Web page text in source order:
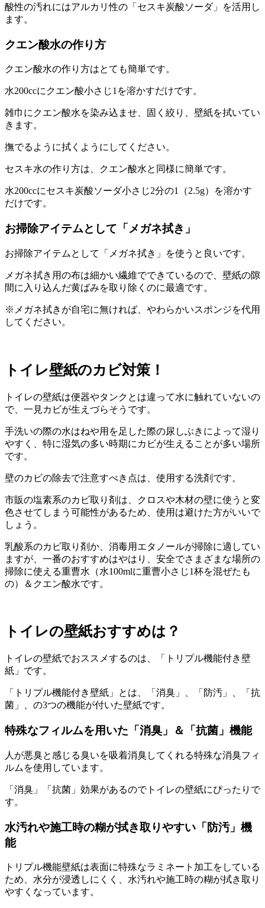
酸性の汚れにはアルカリ性の「セスキ炭酸ソーダ」を活用し
ます。
クエン酸水の作り方
クエン酸水の作り方はとても簡単です。
水200ccにクエン酸小さじ1を溶かすだけです。
雑巾にクエン酸水を染み込ませ、固く絞り、壁紙を拭いてい
きます。
撫でるように拭くようにしてください。
セスキ水の作り方は、クエン酸水と同様に簡単です。
水200ccにセスキ炭酸ソーダ小さじ2分の1（2.5g）を溶かす
だけです。
お掃除アイテムとして「メガネ拭き」
お掃除アイテムとして「メガネ拭き」を使うと良いです。
メガネ拭き用の布は細かい繊維でできているので、壁紙の隙
間に入り込んだ黄ばみを取り除くのに最適です。
※メガネ拭きが自宅に無ければ、やわらかいスポンジを代用
してください。
トイレ壁紙のカビ対策！
トイレの壁紙は便器やタンクとは違って水に触れていないの
で、一見カビが生えづらそうです。
手洗いの際の水はねや用を足した際の尿しぶきによって湿り
やすく、特に湿気の多い時期にカビが生えることが多い場所
です。
壁のカビの除去で注意すべき点は、使用する洗剤です。
市販の塩素系のカビ取り剤は、クロスや木材の壁に使うと変
色させてしまう可能性があるため、使用は避けた方がいいで
しょう。
乳酸系のカビ取り剤か、消毒用エタノールが掃除に適してい
ますが、一番のおすすめはやはり、安全でさまざまな場所の
掃除に使える重曹水（水100mlに重曹小さじ1杯を混ぜたも
の）＆クエン酸水です。
トイレの壁紙おすすめは？
トイレの壁紙でおススメするのは、「トリプル機能付き壁
紙」です。
「トリプル機能付き壁紙」とは、「消臭」、「防汚」、「抗
菌」、の3つの機能が付いた壁紙です。
特殊なフィルムを用いた「消臭」＆「抗菌」機能
人が悪臭と感じる臭いを吸着消臭してくれる特殊な消臭フィ
ルムを使用しています。
「消臭」「抗菌」効果があるのでトイレの壁紙にぴったりで
す。
水汚れや施工時の糊が拭き取りやすい「防汚」機
能
トリプル機能壁紙は表面に特殊なラミネート加工をしている
ため、水分が浸透しにくく、水汚れや施工時の糊が拭き取り
やすくなっています。